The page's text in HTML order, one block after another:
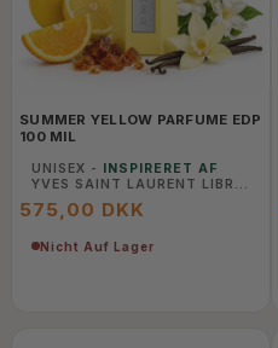
SUMMER YELLOW PARFUME EDP
100 MIL
UNISEX - INSPIRERET AF
YVES SAINT LAURENT LIBRE
INTENSE
575,00 DKK
Nicht Auf Lager